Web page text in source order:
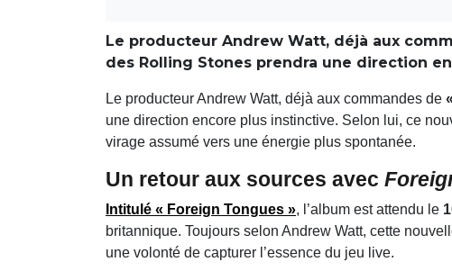
Le producteur Andrew Watt, déjà aux
des Rolling Stones prendra une direction
Le producteur Andrew Watt, déjà aux commandes de
une direction encore plus instinctive. Selon lui, ce
virage assumé vers une énergie plus spontanée.
Un retour aux sources avec
Intitulé « Foreign Tongues », l’album est attendu le
britannique. Toujours selon Andrew Watt, cette
une volonté de capturer l’essence du jeu live.